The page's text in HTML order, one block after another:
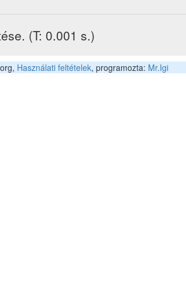
(T: 0.001 s.)
Használati feltételek, programozta: Mr.Igi